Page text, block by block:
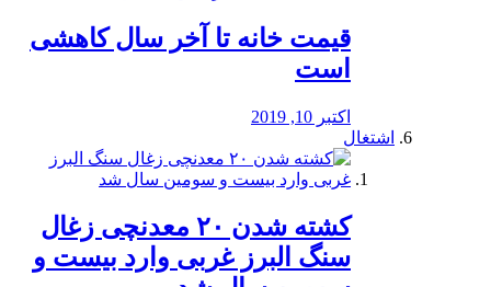
قیمت خانه تا آخر سال کاهشی
است
اکتبر 10, 2019
اشتغال
کشته شدن ۲۰ معدنچی زغال
سنگ البرز غربی وارد بیست و